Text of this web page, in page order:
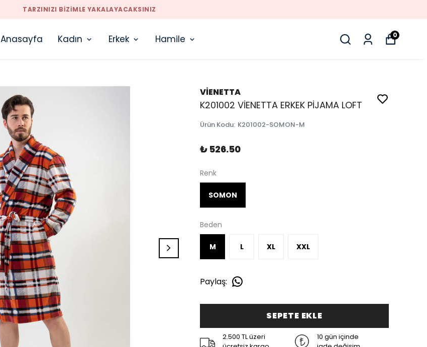
TARZINIZI BIZIMLE YAKALAYACAKSINIZ
Anasayfa Kadın Erkek Hamile 0
VİENETTA
K201002 VİENETTA ERKEK PİJAMA LOFT
Ürün Kodu: K201002-SOMON-M
₺ 526.50
Renk
SOMON
Beden
M L XL XXL
Paylaş:
SEPETE EKLE
2.500 TL üzeri
10 gün içinde